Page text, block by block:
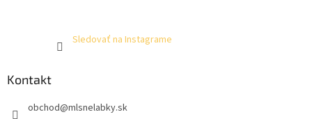
Sledovať na Instagrame
Kontakt
obchod@mlsnelabky.sk